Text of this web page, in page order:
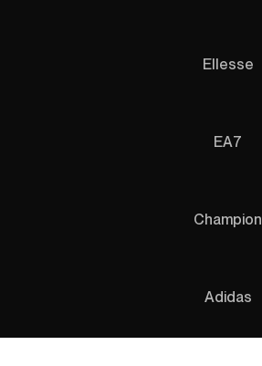
Ellesse
EA7
Champion
Adidas